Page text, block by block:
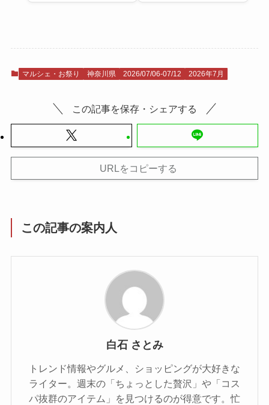
マルシェ・お祭り 神奈川県 2026/07/06-07/12 2026年7月
この記事を保存・シェアする
URLをコピーする
この記事の案内人
白石 さとみ
トレンド情報やグルメ、ショッピングが大好きな
ライター。週末の「ちょっとした贅沢」や「コス
パ抜群のアイテム」を見つけるのが得意です。忙